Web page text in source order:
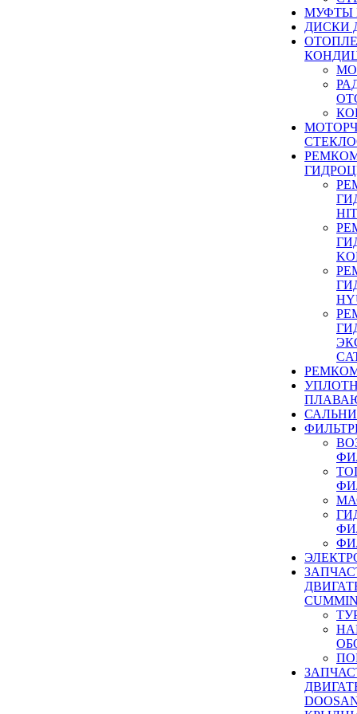
МУФТЫ
ДИСКИ